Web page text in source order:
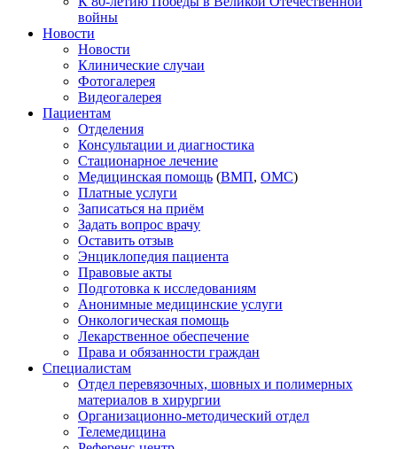
войны
Новости
Новости
Клинические случаи
Фотогалерея
Видеогалерея
Пациентам
Отделения
Консультации и диагностика
Стационарное лечение
Медицинская помощь (ВМП, ОМС)
Платные услуги
Записаться на приём
Задать вопрос врачу
Оставить отзыв
Энциклопедия пациента
Правовые акты
Подготовка к исследованиям
Анонимные медицинские услуги
Онкологическая помощь
Лекарственное обеспечение
Права и обязанности граждан
Специалистам
Отдел перевязочных, шовных и полимерных
материалов в хирургии
Организационно-методический отдел
Телемедицина